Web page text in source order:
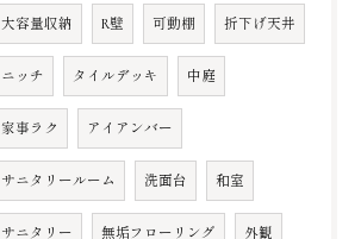
大容量収納 R壁 可動棚 折下げ天井
ニッチ タイルデッキ 中庭
家事ラク アイアンバー
サニタリールーム 洗面台 和室
サニタリー 無垢フローリング 外観